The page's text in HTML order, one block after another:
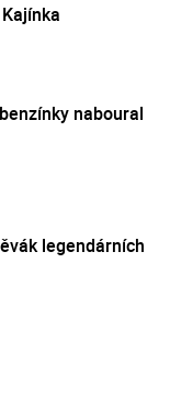
naboural
legendárních